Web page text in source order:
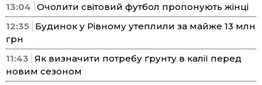
13:04 Очолити світовий футбол пропонують жінці
12:35 Будинок у Рівному утеплили за майже 13 млн
грн
11:43 Як визначити потребу ґрунту в калії перед
новим сезоном